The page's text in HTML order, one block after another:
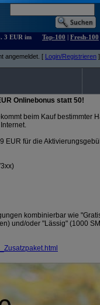
3 EUR im
Top-100 | Fresh-100
angemeldet. [ Login/Registrieren ]
Onlinebonus statt 50!
beim Kauf bestimmter
EUR für die
kombinierbar wie
und/oder "Lässig" (1000